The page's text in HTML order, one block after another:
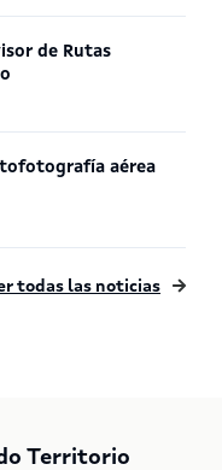
de Rutas
aérea
todas las noticias
Territorio